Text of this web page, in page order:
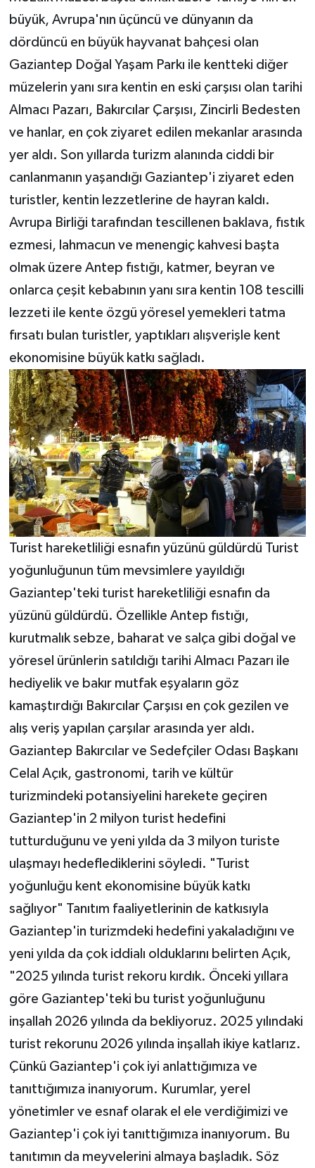
büyük, Avrupa'nın üçüncü ve dünyanın da
dördüncü en büyük hayvanat bahçesi olan
Gaziantep Doğal Yaşam Parkı ile kentteki diğer
müzelerin yanı sıra kentin en eski çarşısı olan tarihi
Almacı Pazarı, Bakırcılar Çarşısı, Zincirli Bedesten
ve hanlar, en çok ziyaret edilen mekanlar arasında
yer aldı. Son yıllarda turizm alanında ciddi bir
canlanmanın yaşandığı Gaziantep'i ziyaret eden
turistler, kentin lezzetlerine de hayran kaldı.
Avrupa Birliği tarafından tescillenen baklava, fıstık
ezmesi, lahmacun ve menengiç kahvesi başta
olmak üzere Antep fıstığı, katmer, beyran ve
onlarca çeşit kebabının yanı sıra kentin 108 tescilli
lezzeti ile kente özgü yöresel yemekleri tatma
fırsatı bulan turistler, yaptıkları alışverişle kent
ekonomisine büyük katkı sağladı.
Turist hareketliliği esnafın yüzünü güldürdü Turist
yoğunluğunun tüm mevsimlere yayıldığı
Gaziantep'teki turist hareketliliği esnafın da
yüzünü güldürdü. Özellikle Antep fıstığı,
kurutmalık sebze, baharat ve salça gibi doğal ve
yöresel ürünlerin satıldığı tarihi Almacı Pazarı ile
hediyelik ve bakır mutfak eşyaların göz
kamaştırdığı Bakırcılar Çarşısı en çok gezilen ve
alış veriş yapılan çarşılar arasında yer aldı.
Gaziantep Bakırcılar ve Sedefçiler Odası Başkanı
Celal Açık, gastronomi, tarih ve kültür
turizmindeki potansiyelini harekete geçiren
Gaziantep'in 2 milyon turist hedefini
tutturduğunu ve yeni yılda da 3 milyon turiste
ulaşmayı hedeflediklerini söyledi. "Turist
yoğunluğu kent ekonomisine büyük katkı
sağlıyor" Tanıtım faaliyetlerinin de katkısıyla
Gaziantep'in turizmdeki hedefini yakaladığını ve
yeni yılda da çok iddialı olduklarını belirten Açık,
"2025 yılında turist rekoru kırdık. Önceki yıllara
göre Gaziantep'teki bu turist yoğunluğunu
inşallah 2026 yılında da bekliyoruz. 2025 yılındaki
turist rekorunu 2026 yılında inşallah ikiye katlarız.
Çünkü Gaziantep'i çok iyi anlattığımıza ve
tanıttığımıza inanıyorum. Kurumlar, yerel
yönetimler ve esnaf olarak el ele verdiğimizi ve
Gaziantep'i çok iyi tanıttığımıza inanıyorum. Bu
tanıtımın da meyvelerini almaya başladık. Söz